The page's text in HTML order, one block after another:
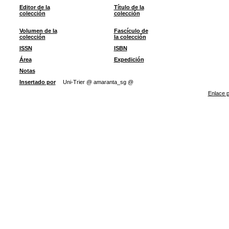
Editor de la
colección
Título de la
colección
Volumen de la
colección
Fascículo de
la colección
ISSN
ISBN
Área
Expedición
Notas
Insertado por
Uni-Trier @ amaranta_sg @
Enlace